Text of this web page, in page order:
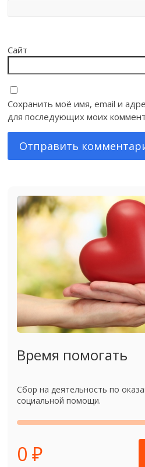
Сайт
Сохранить моё имя, email и
для последующих моих
Время помогать
Сбор на деятельность по
социальной помощи.
0 ₽